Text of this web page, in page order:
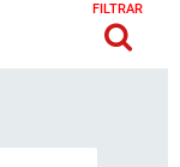
FILTRAR